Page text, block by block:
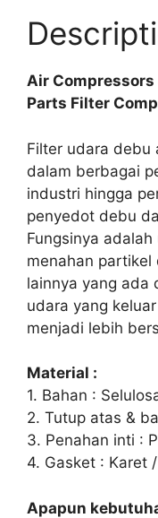
Air Compressors
Parts Filter
Filter udara debu
dalam berbagai
industri hingga
penyedot debu
Fungsinya
menahan
lainnya yang ada
udara yang
menjadi lebih
Material :
1. Bahan :
2. Tutup atas &
3. Penahan inti :
4. Gasket : Karet
Apapun